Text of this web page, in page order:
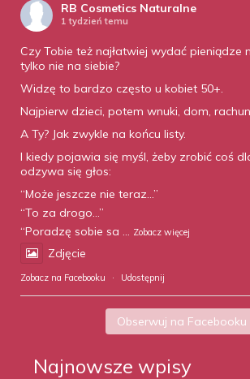
RB Cosmetics Naturalne
1 tydzień temu
Czy Tobie też najłatwiej wydać pieniądze
tylko nie na siebie?
Widzę to bardzo często u kobiet 50+.
Najpierw dzieci, potem wnuki, dom,
A Ty? Jak zwykle na końcu listy.
I kiedy pojawia się myśl, żeby zrobić coś
odzywa się głos:
“Może jeszcze nie teraz…”
“To za drogo…”
“Poradzę sobie sa ... Zobacz więcej
Zdjęcie
Zobacz na Facebooku · Udostępnij
Obserwuj na Facebooku
Najnowsze wpisy